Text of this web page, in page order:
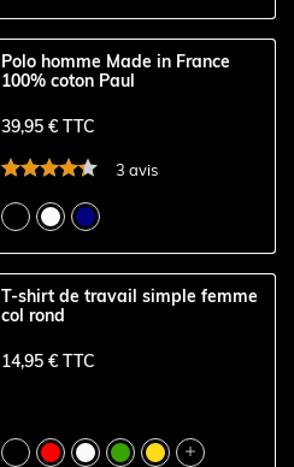
Polo homme Made in France
100% coton Paul
39,95 € TTC
3 avis
T-shirt de travail simple femme
col rond
14,95 € TTC
